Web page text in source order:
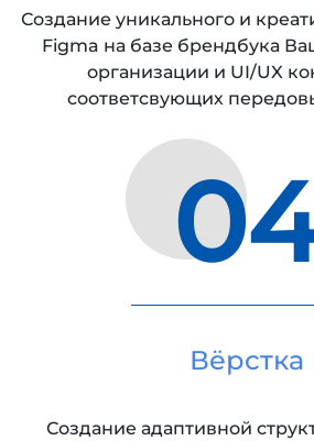
Создание уникального и
Figma на базе брендбука
организации и UI/UX
соответсвующих
Вёрстка
Создание адаптивной